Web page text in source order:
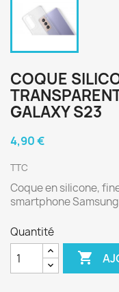
COQUE
GALAXY S23
4,90 €
TTC
Coque en silicone,
smartphone
Quantité
